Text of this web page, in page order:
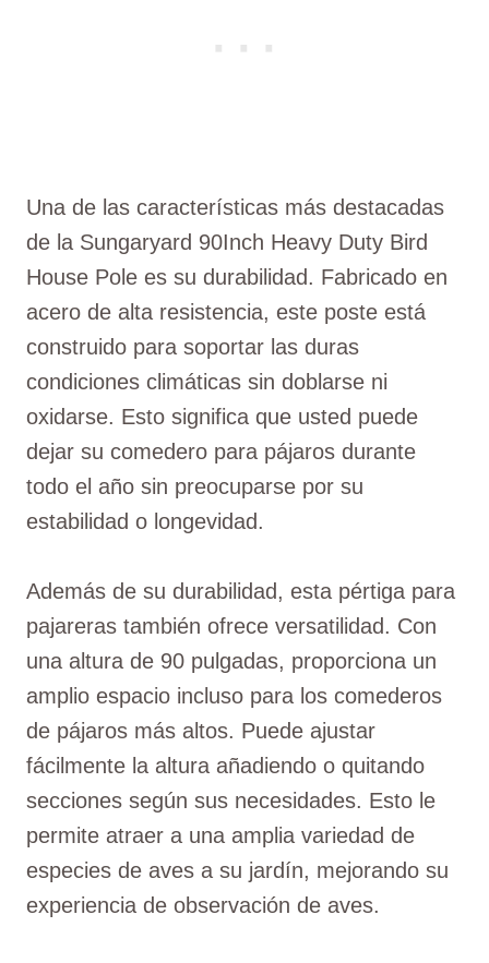
Una de las características más destacadas
de la Sungaryard 90Inch Heavy Duty Bird
House Pole es su durabilidad. Fabricado en
acero de alta resistencia, este poste está
construido para soportar las duras
condiciones climáticas sin doblarse ni
oxidarse. Esto significa que usted puede
dejar su comedero para pájaros durante
todo el año sin preocuparse por su
estabilidad o longevidad.
Además de su durabilidad, esta pértiga para
pajareras también ofrece versatilidad. Con
una altura de 90 pulgadas, proporciona un
amplio espacio incluso para los comederos
de pájaros más altos. Puede ajustar
fácilmente la altura añadiendo o quitando
secciones según sus necesidades. Esto le
permite atraer a una amplia variedad de
especies de aves a su jardín, mejorando su
experiencia de observación de aves.